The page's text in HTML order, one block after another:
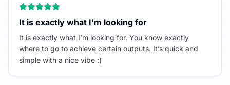
It is exactly what I’m looking for
It is exactly what I’m looking for. You know exactly
where to go to achieve certain outputs. It’s quick and
simple with a nice vibe :)